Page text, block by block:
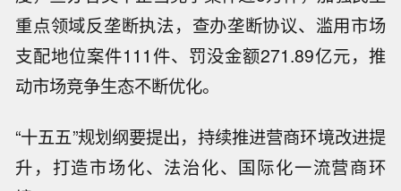
重点领域反垄断执法，查办垄断协议、滥用市场
支配地位案件111件、罚没金额271.89亿元，推
动市场竞争生态不断优化。
“十五五”规划纲要提出，持续推进营商环境改进提
升，打造市场化、法治化、国际化一流营商环